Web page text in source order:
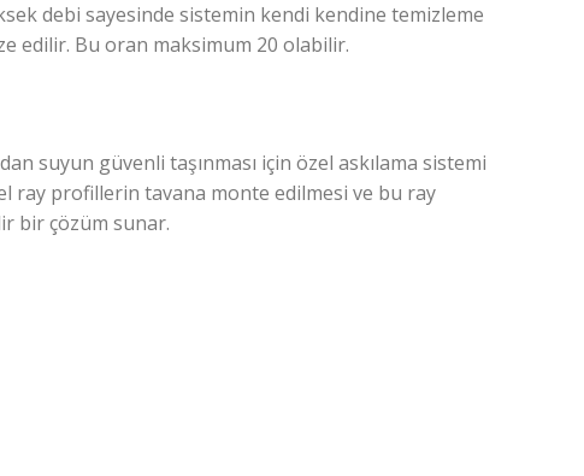
debi sayesinde sistemin kendi kendine temizleme
edilir. Bu oran maksimum 20 olabilir.
suyun güvenli taşınması için özel askılama sistemi
ray profillerin tavana monte edilmesi ve bu ray
bir çözüm sunar.